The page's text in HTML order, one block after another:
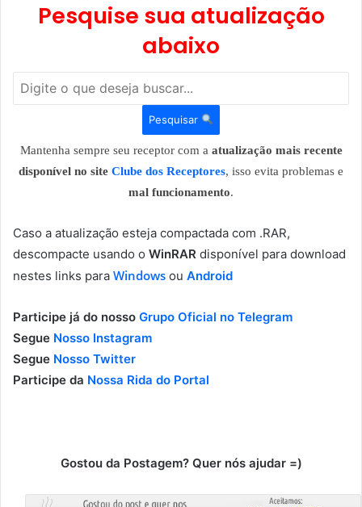
Pesquise sua atualização
abaixo
Pesquisar
Mantenha sempre seu receptor com a atualização mais recente
disponível no site Clube dos Receptores, isso evita problemas e
mal funcionamento.
Caso a atualização esteja compactada com .RAR,
descompacte usando o WinRAR disponível para download
nestes links para Windows ou Android
Participe já do nosso Grupo Oficial no Telegram
Segue Nosso Instagram
Segue Nosso Twitter
Participe da Nossa Rida do Portal
Gostou da Postagem? Quer nós ajudar =)